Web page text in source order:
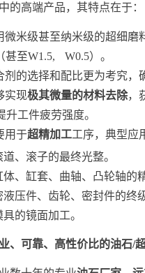
的高端产品，其特点在于：
米级甚至纳米级的超细磨
甚至W1.5, W0.5）。
的选择和配比更为考究，
实现极其微量的材料去除，
升工件疲劳强度。
用于超精加工工序，典型应
、滚子的最终光整。
、缸套、曲轴、凸轮轴的
压件、齿轮、密封件的终
的镜面加工。
、可靠、高性价比的油石/